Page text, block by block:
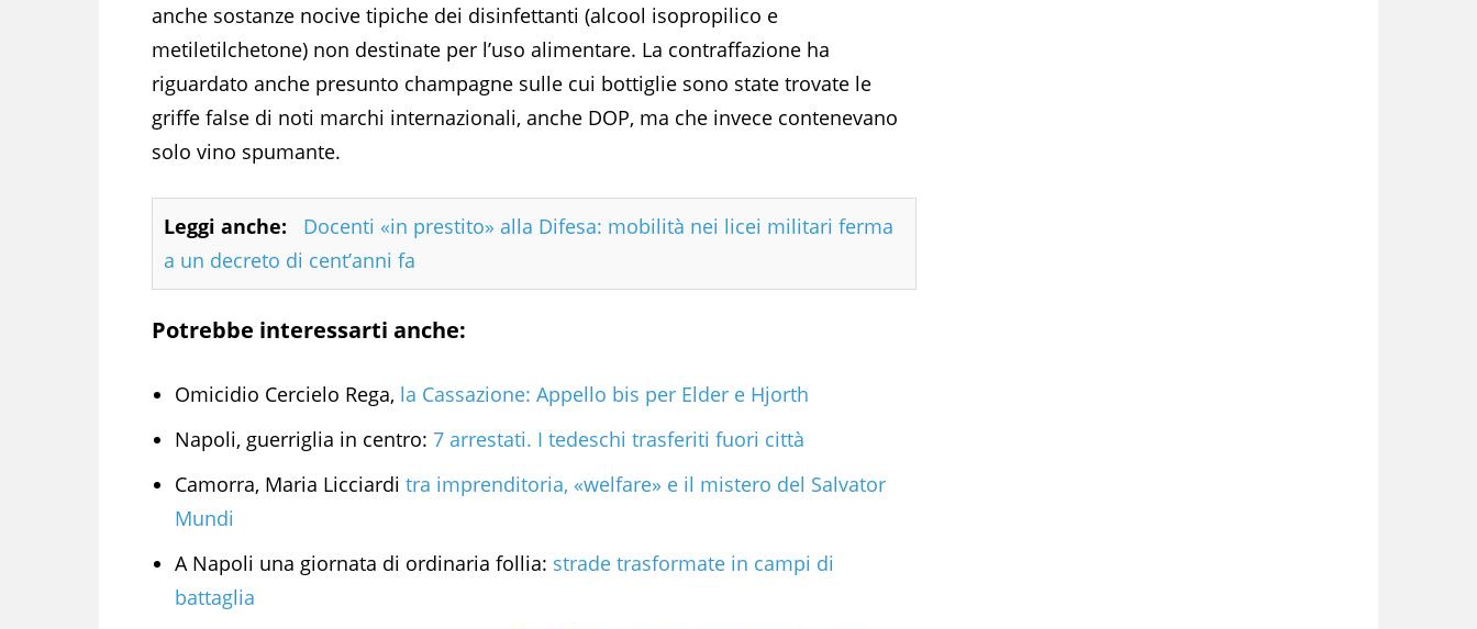
anche sostanze nocive tipiche dei disinfettanti (alcool isopropilico e
metiletilchetone) non destinate per l’uso alimentare. La contraffazione ha
riguardato anche presunto champagne sulle cui bottiglie sono state trovate le
griffe false di noti marchi internazionali, anche DOP, ma che invece contenevano
solo vino spumante.
Leggi anche:
Docenti «in prestito» alla Difesa: mobilità nei licei militari ferma
a un decreto di cent’anni fa
Potrebbe interessarti anche:
Omicidio Cercielo Rega, la Cassazione: Appello bis per Elder e Hjorth
Napoli, guerriglia in centro: 7 arrestati. I tedeschi trasferiti fuori città
Camorra, Maria Licciardi tra imprenditoria, «welfare» e il mistero del Salvator
Mundi
A Napoli una giornata di ordinaria follia: strade trasformate in campi di
battaglia